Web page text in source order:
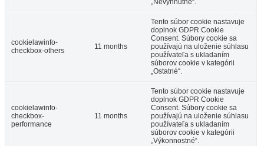
„Nevyhnutné“.
cookielawinfo-
checkbox-others
11 months
Tento súbor cookie nastavuje
doplnok GDPR Cookie
Consent. Súbory cookie sa
používajú na uloženie súhlasu
používateľa s ukladaním
súborov cookie v kategórii
„Ostatné“.
cookielawinfo-
checkbox-
performance
11 months
Tento súbor cookie nastavuje
doplnok GDPR Cookie
Consent. Súbory cookie sa
používajú na uloženie súhlasu
používateľa s ukladaním
súborov cookie v kategórii
„Výkonnostné“.